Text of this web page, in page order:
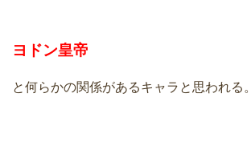
ヨドン皇帝
と何らかの関係があるキャラと思われる。